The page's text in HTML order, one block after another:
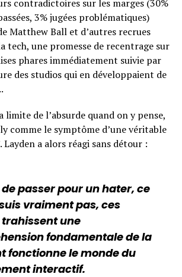
contradictoires sur les marges (30%
3% jugées problématiques)
Matthew Ball et d’autres recrues
tech, une promesse de recentrage sur
phares immédiatement suivie par
des studios qui en développaient de
limite de l’absurde quand on y pense,
comme le symptôme d’une véritable
Layden a alors réagi sans détour :
passer pour un hater, ce
vraiment pas, ces
une
fondamentale de la
fonctionne le monde du
interactif.